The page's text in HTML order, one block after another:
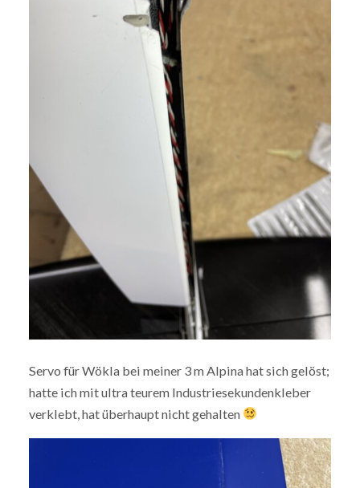
Servo für Wökla bei meiner 3 m Alpina hat sich gelöst;
hatte ich mit ultra teurem Industriesekundenkleber
verklebt, hat überhaupt nicht gehalten